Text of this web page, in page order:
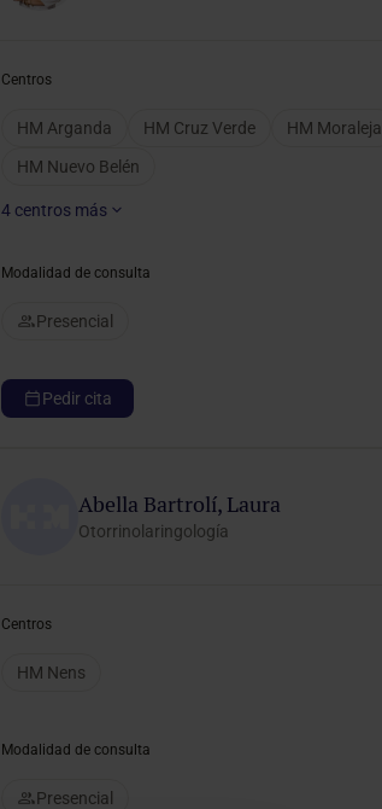
Centros
HM Arganda HM Cruz Verde
HM Moraleja
HM Nuevo Belén
4 centros más
Modalidad de consulta
Presencial
Pedir cita
Abella Bartrolí, Laura
Otorrinolaringología
Centros
HM Nens
Modalidad de consulta
Presencial